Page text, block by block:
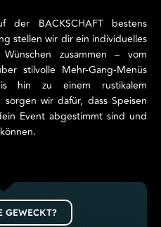
BACKSCHAFT bestens
stellen wir dir ein individuelles
zusammen – vom
stilvolle Mehr-Gang-Menüs
hin zu einem rustikalem
sorgen wir dafür, dass Speisen
Event abgestimmt sind und
GEWECKT?